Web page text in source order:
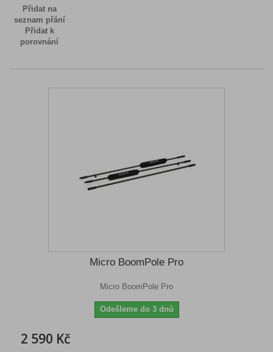
Přidat na
seznam přání
Přidat k
porovnání
Micro BoomPole Pro
Micro BoomPole Pro
Odešleme do 3 dnů
2 590 Kč